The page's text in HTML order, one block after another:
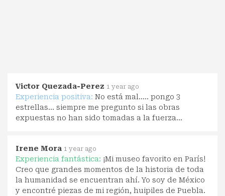
Victor Quezada-Perez 1 year ago
Experiencia positiva: No está mal..... pongo 3
estrellas... siempre me pregunto si las obras
expuestas no han sido tomadas a la fuerza...
Irene Mora 1 year ago
Experiencia fantástica: ¡Mi museo favorito en París!
Creo que grandes momentos de la historia de toda
la humanidad se encuentran ahí. Yo soy de México
y encontré piezas de mi región, huipiles de Puebla.